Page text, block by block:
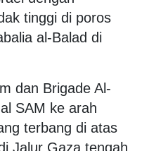
tinggi di poros
al-Balad di
dan Brigade Al-
SAM ke arah
terbang di atas
Jalur Gaza tengah.